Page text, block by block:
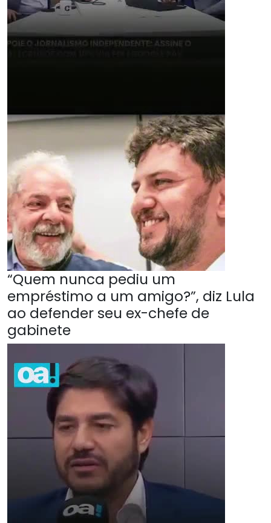
“Quem nunca pediu um
empréstimo a um amigo?”, diz Lula
ao defender seu ex-chefe de
gabinete